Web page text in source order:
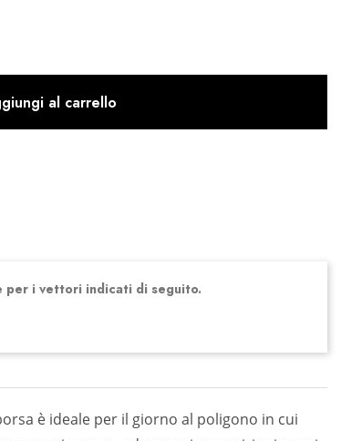
al carrello
per i vettori indicati di seguito.
è ideale per il giorno al poligono in cui